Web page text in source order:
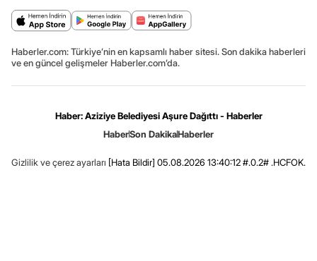
Haberler.com: Türkiye’nin en kapsamlı haber sitesi. Son dakika haberleri
ve en güncel gelişmeler Haberler.com’da.
Haber: Aziziye Belediyesi Aşure Dağıttı - Haberler
HaberSon DakikaHaberler
Gizlilik ve çerez ayarları [Hata Bildir] 05.08.2026 13:40:12 #.0.2# .HCFOK.